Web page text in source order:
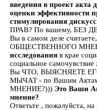
введения в проект акта
оценки эффективности
стимулирования
ПРАВ? По вашему, БЕЗ
Вы в самом деле
ОБЩЕСТВЕННОГО
исследования в крае
социальное самочувствие
Вы ЧТО, ВЫЯСНЯЕТЕ
МЫЧАТ - по Вашим
МНЕНИЕ?))) Это Ваши
мнение?
Ответьте , пожалуйста,